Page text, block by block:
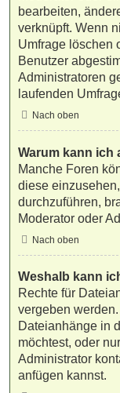
bearbeiten,
verknüpft. Wenn
Umfrage löschen
Benutzer
Administratoren
laufenden
Nach oben
Warum kann ich
Manche Foren
diese
durchzuführen,
Moderator oder
Nach oben
Weshalb kann
Rechte für
vergeben
Dateianhänge in
möchtest, oder
Administrator
anfügen kannst.